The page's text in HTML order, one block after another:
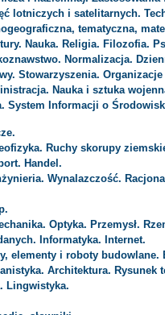
lotniczych i satelitarnych.
tematyczna,
Nauka. Religia. Filozofia.
Normalizacja.
Stowarzyszenia.
Nauka i sztuka
System Informacji o
Ruchy skorupy
Handel.
Wynalazczość.
Optyka. Przemysł.
Informatyka. Internet.
elementy i roboty
Architektura. Rysunek
Lingwistyka.